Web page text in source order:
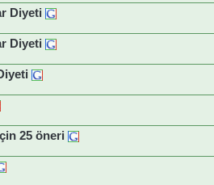
Diyeti
Diyeti
25 öneri